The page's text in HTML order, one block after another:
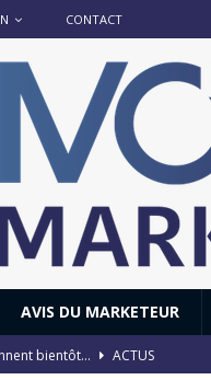
CONTACT
AVIS DU MARKETEUR
bientôt…
ACTUS